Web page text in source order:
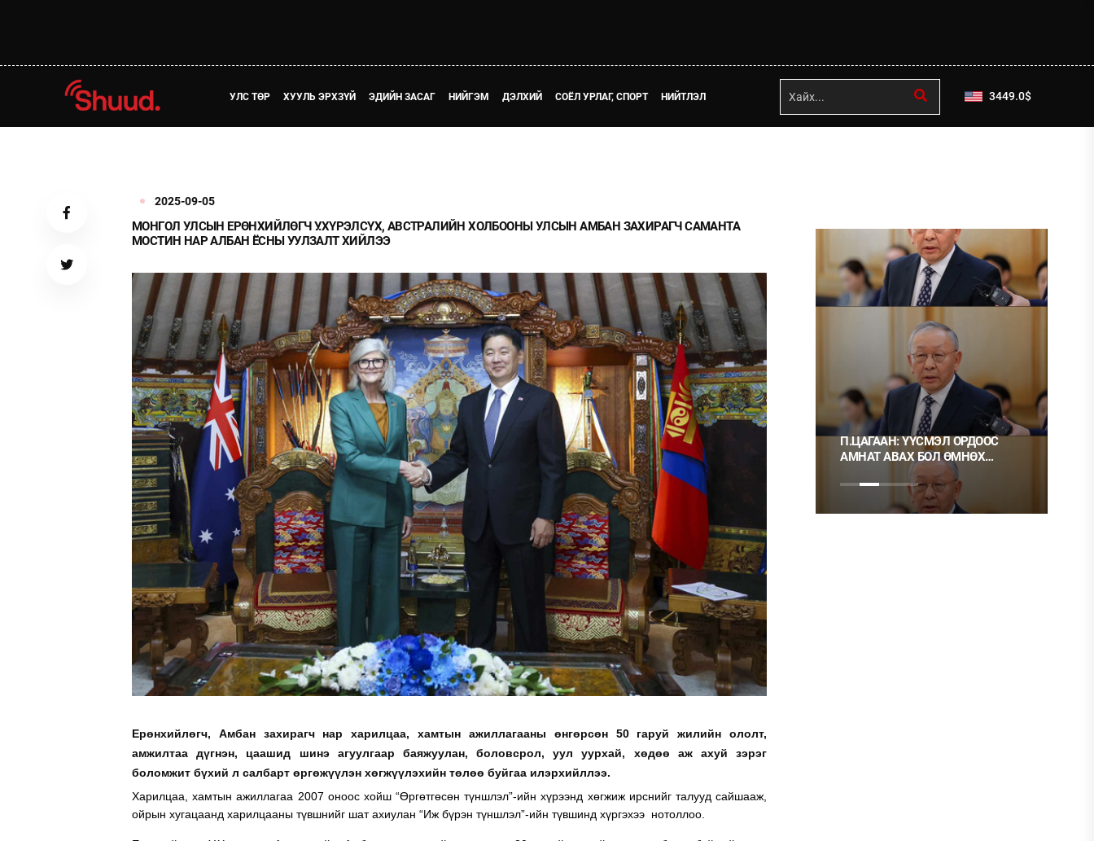
УЛС ТӨР ХУУЛЬ ЭРХЗҮЙ ЭДИЙН ЗАСАГ НИЙГЭМ ДЭЛХИЙ СОЁЛ УРЛАГ, СПОРТ НИЙТЛЭЛ 3449.0$
2025-09-05
МОНГОЛ УЛСЫН ЕРӨНХИЙЛӨГЧ У.ХҮРЭЛСҮХ, АВСТРАЛИЙН ХОЛБООНЫ УЛСЫН АМБАН ЗАХИРАГЧ САМАНТА
МОСТИН НАР АЛБАН ЁСНЫ УУЛЗАЛТ ХИЙЛЭЭ
Ерөнхийлөгч, Амбан захирагч нар харилцаа, хамтын ажиллагааны өнгөрсөн 50 гаруй жилийн ололт,
амжилтаа дүгнэн, цаашид шинэ агуулгаар баяжуулан, боловсрол, уул уурхай, хөдөө аж ахуй зэрэг
боломжит бүхий л салбарт өргөжүүлэн хөгжүүлэхийн төлөө буйгаа илэрхийллээ.
Харилцаа, хамтын ажиллагаа 2007 оноос хойш “Өргөтгөсөн түншлэл”-ийн хүрээнд хөгжиж ирснийг талууд сайшааж,
ойрын хугацаанд харилцааны түвшнийг шат ахиулан “Иж бүрэн түншлэл”-ийн түвшинд хүргэхээ нотоллоо.
ТӨЛӨӨЛӨГЧИЙН ГАЗАРТ
ОРЛОГО ШИЛЖҮҮЛСЭН БОЛ 20
ХУВИАР ТАТВАР СУУТГАНА
НИЙСЛЭЛД ШАХМАЛ ТҮЛШ
БОРЛУУЛАХ 435 ЦЭГ
АЖИЛЛАНА
П.ЦАГААН: ҮҮСМЭЛ ОРДООС
АМНАТ АВАХ БОЛ ӨМНӨХ
ЗӨВШӨӨРӨЛТЭЙ БОЛГОХ
Ц.МОНГОЛ: